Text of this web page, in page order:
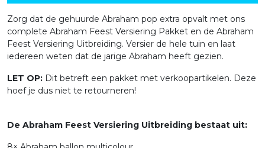
Zorg dat de gehuurde Abraham pop extra opvalt met ons
complete Abraham Feest Versiering Pakket en de Abraham
Feest Versiering Uitbreiding. Versier de hele tuin en laat
iedereen weten dat de jarige Abraham heeft gezien.
LET OP: Dit betreft een pakket met verkoopartikelen. Deze
hoef je dus niet te retourneren!
De Abraham Feest Versiering Uitbreiding bestaat uit: